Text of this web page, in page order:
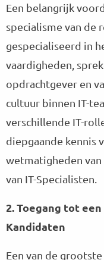
Een belangrijk
specialisme van de
gespecialiseerd in
vaardigheden,
opdrachtgever en
cultuur binnen IT-
verschillende IT-
diepgaande kennis
wetmatigheden
van IT-Specialisten.
2. Toegang tot
Kandidaten
Een van de